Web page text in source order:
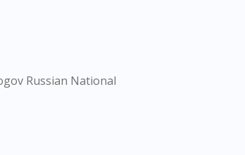
Russian National